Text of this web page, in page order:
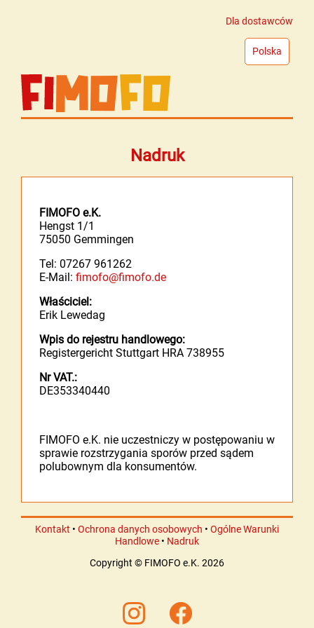
Dla dostawców
Polska
Nadruk
FIMOFO e.K.
Hengst 1/1
75050 Gemmingen
Tel: 07267 961262
E-Mail: fimofo@fimofo.de
Właściciel:
Erik Lewedag
Wpis do rejestru handlowego:
Registergericht Stuttgart HRA 738955
Nr VAT.:
DE353340440
FIMOFO e.K. nie uczestniczy w postępowaniu w
sprawie rozstrzygania sporów przed sądem
polubownym dla konsumentów.
Kontakt • Ochrona danych osobowych • Ogólne Warunki
Handlowe • Nadruk
Copyright © FIMOFO e.K. 2026